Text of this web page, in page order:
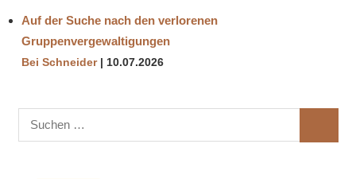
Auf der Suche nach den verlorenen
Gruppenvergewaltigungen
Bei Schneider 10.07.2026
Suchen
nach: